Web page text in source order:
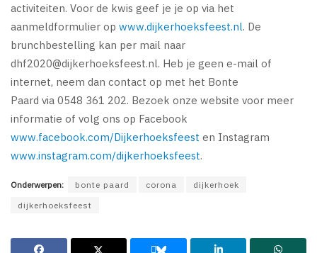
activiteiten. Voor de kwis geef je je op via het
aanmeldformulier op www.dijkerhoeksfeest.nl. De
brunchbestelling kan per mail naar
dhf2020@dijkerhoeksfeest.nl. Heb je geen e-mail of
internet, neem dan contact op met het Bonte
Paard via 0548 361 202. Bezoek onze website voor meer
informatie of volg ons op Facebook
www.facebook.com/Dijkerhoeksfeest en Instagram
www.instagram.com/dijkerhoeksfeest.
Onderwerpen: bonte paard corona
dijkerhoek
dijkerhoeksfeest